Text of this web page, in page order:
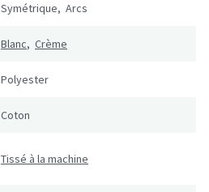
Symétrique, Arcs
Blanc, Crème
Polyester
Coton
Tissé à la machine